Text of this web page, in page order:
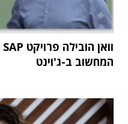
המחשוב ב-ג'וינט